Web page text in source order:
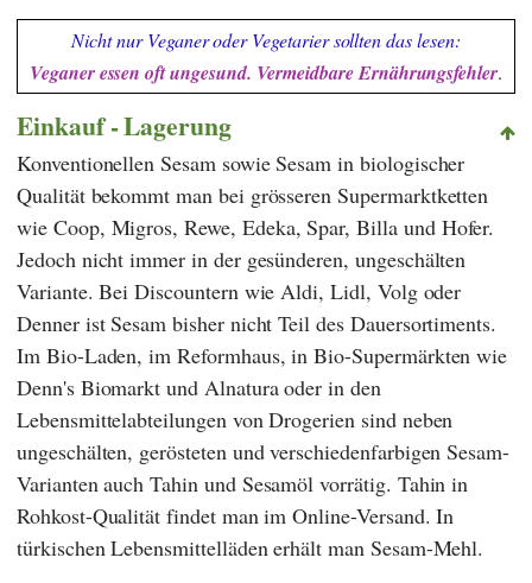
Nicht nur Veganer oder Vegetarier sollten das lesen:
Veganer essen oft ungesund. Vermeidbare Ernährungsfehler.
Einkauf - Lagerung
Konventionellen Sesam sowie Sesam in biologischer
Qualität bekommt man bei grösseren Supermarktketten
wie Coop, Migros,Rewe, Edeka,Spar, Billaund Hofer.
Jedoch nicht immer in der gesünderen, ungeschälten
Variante. Bei Discountern wieAldi,Lidl, Volgoder
Dennerist Sesam bisher nicht Teil des Dauersortiments.
Im Bio-Laden, im Reformhaus, in Bio-Supermärkten wie
Denn's Biomarkt und Alnaturaoder in den
Lebensmittelabteilungen von Drogerien sind neben
ungeschälten, gerösteten und verschiedenfarbigen Sesam-
Varianten auch Tahin und Sesamöl vorrätig. Tahin in
Rohkost-Qualität findet man im Online-Versand. In
türkischen Lebensmittelläden erhält man Sesam-Mehl.